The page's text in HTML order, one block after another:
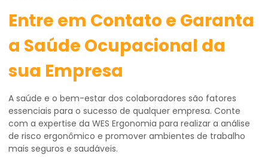
Entre em Contato e Garanta
a Saúde Ocupacional da
sua Empresa
A saúde e o bem-estar dos colaboradores são fatores
essenciais para o sucesso de qualquer empresa. Conte
com a expertise da WES Ergonomia para realizar a análise
de risco ergonômico e promover ambientes de trabalho
mais seguros e saudáveis.